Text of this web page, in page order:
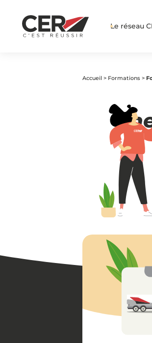
Le réseau
Accueil > Formations >